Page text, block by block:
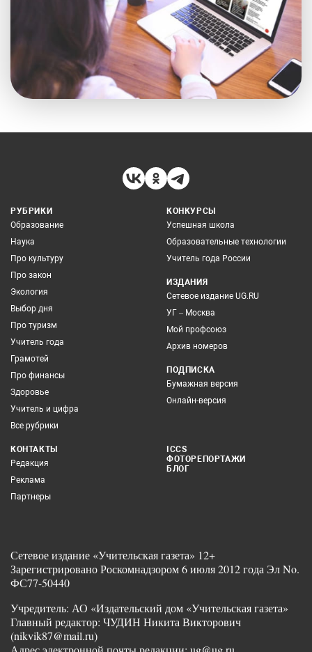
РУБРИКИ
Образование
Наука
Про культуру
Про закон
Экология
Выбор дня
Про туризм
Учитель года
Грамотей
Про финансы
Здоровье
Учитель и цифра
Все рубрики
КОНКУРСЫ
Успешная школа
Образовательные технологии
Учитель года России
ИЗДАНИЯ
Сетевое издание UG.RU
УГ – Москва
Мой профсоюз
Архив номеров
ПОДПИСКА
Бумажная версия
Онлайн-версия
КОНТАКТЫ
Редакция
Реклама
Партнеры
ICCS
ФОТОРЕПОРТАЖИ
БЛОГ
Сетевое издание «Учительская газета» 12+
Зарегистрировано Роскомнадзором 6 июля 2012 года Эл No.
ФС77-50440
Учредитель: АО «Издательский дом «Учительская газета»
Главный редактор: ЧУДИН Никита Викторович
(nikvik87@mail.ru)